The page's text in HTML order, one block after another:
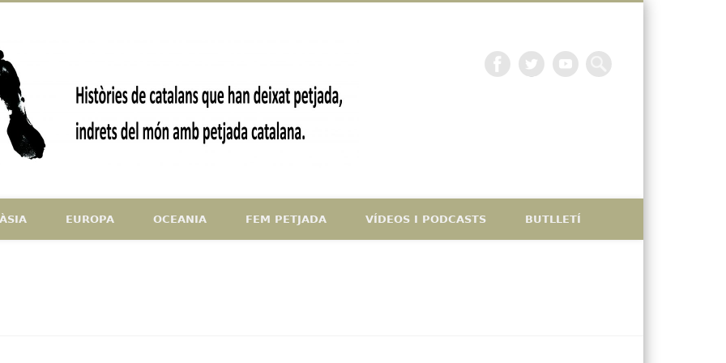
La petjada catalana
del món amb petjada catalana
ÀSIA EUROPA OCEANIA FEM PETJADA VÍDEOS I PODCASTS BUTLLETÍ